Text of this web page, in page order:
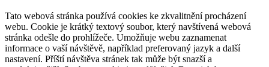
Tato webová stránka používá cookies ke zkvalitnění procházení
webu. Cookie je krátký textový soubor, který navštívená webová
stránka odešle do prohlížeče. Umožňuje webu zaznamenat
informace o vaší návštěvě, například preferovaný jazyk a další
nastavení. Příští návštěva stránek tak může být snazší a